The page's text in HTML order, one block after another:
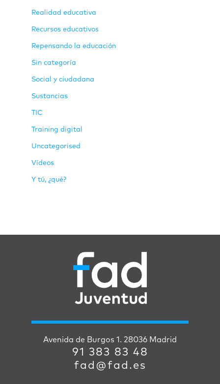
Realidad educativa
Recursos educativos
Repensando la educación
Sin categoría
Social y ciudadana
Sustancias
TIC
Training digital
Uncategorised
Vídeos
Y tú, ¿qué?
Avenida de Burgos 1. 28036 Madrid
91 383 83 48
fad@fad.es